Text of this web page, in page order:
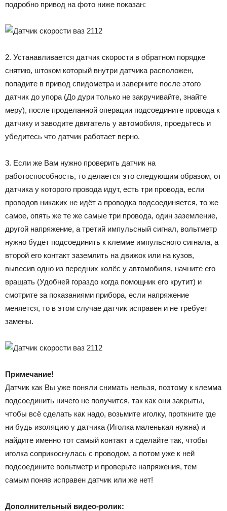
подробно привод на фото ниже показан:
2. Устанавливается датчик скорости в обратном порядке
снятию, штоком который внутри датчика расположен,
попадите в привод спидометра и заверните после этого
датчик до упора (До дури только не закручивайте, знайте
меру), после проделанной операции подсоедините провода к
датчику и заводите двигатель у автомобиля, проедьтесь и
убедитесь что датчик работает верно.
3. Если же Вам нужно проверить датчик на
работоспособность, то делается это следующим образом, от
датчика у которого провода идут, есть три провода, если
проводов никаких не идёт а проводка подсоединяется, то же
самое, опять же те же самые три провода, один заземление,
другой напряжение, а третий импульсный сигнал, вольтметр
нужно будет подсоединить к клемме импульсного сигнала, а
второй его контакт заземлить на движок или на кузов,
вывесив одно из передних колёс у автомобиля, начните его
вращать (Удобней гораздо когда помощник его крутит) и
смотрите за показаниями прибора, если напряжение
меняется, то в этом случае датчик исправен и не требует
замены.
Примечание!
Датчик как Вы уже поняли снимать нельзя, поэтому к клемма
подсоединить ничего не получится, так как они закрыты,
чтобы всё сделать как надо, возьмите иголку, проткните где
ни будь изоляцию у датчика (Иголка маленькая нужна) и
найдите именно тот самый контакт и сделайте так, чтобы
иголка соприкоснулась с проводом, а потом уже к ней
подсоедините вольтметр и проверьте напряжения, тем
самым поняв исправен датчик или же нет!
Дополнительный видео-ролик: